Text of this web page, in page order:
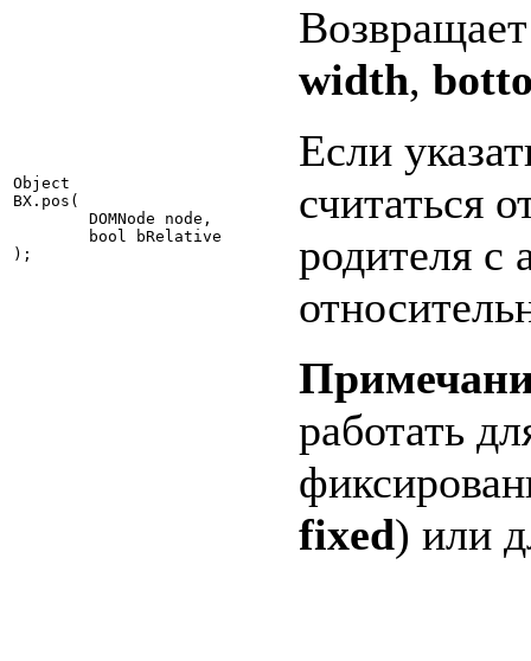
Object
BX.pos(
);
width,
Если
считаться
родителя
работать
fixed) или